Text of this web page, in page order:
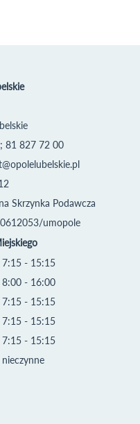
81 827 72 00
Skrzynka Podawcza
umopole
7:15 - 15:15
8:00 - 16:00
7:15 - 15:15
7:15 - 15:15
7:15 - 15:15
nieczynne